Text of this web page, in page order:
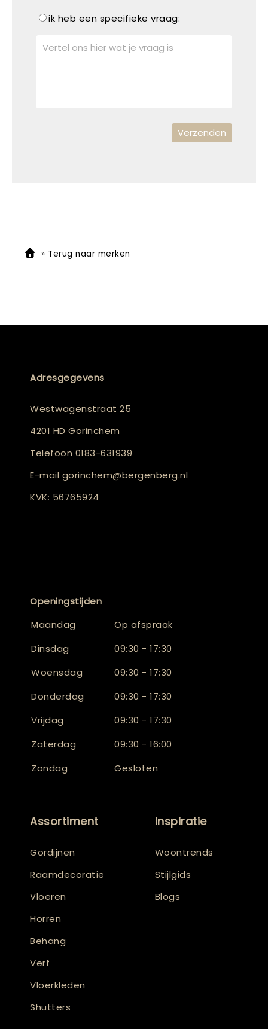
ik heb een specifieke vraag:
» Terug naar merken
Adresgegevens
Westwagenstraat 25
4201 HD Gorinchem
Telefoon 0183-631939
E-mail gorinchem@bergenberg.nl
KVK: 56765924
Openingstijden
Maandag
Op afspraak
Dinsdag
09:30 - 17:30
Woensdag
09:30 - 17:30
Donderdag
09:30 - 17:30
Vrijdag
09:30 - 17:30
Zaterdag
09:30 - 16:00
Zondag
Gesloten
Assortiment
Gordijnen
Raamdecoratie
Vloeren
Horren
Behang
Verf
Vloerkleden
Shutters
Inspiratie
Woontrends
Stijlgids
Blogs